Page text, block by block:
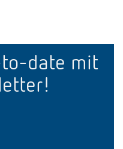
to-date mit